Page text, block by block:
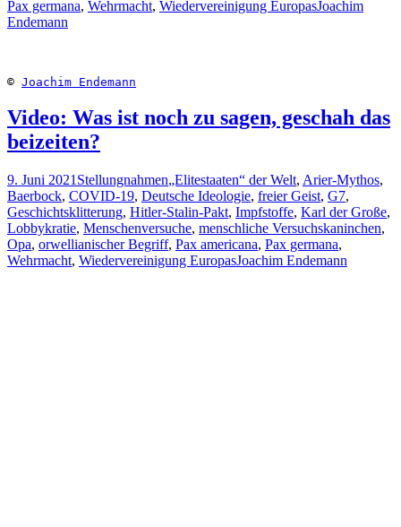
Pax germana, Wehrmacht, Wiedervereinigung EuropasJoachim
Endemann
© Joachim Endemann
Video: Was ist noch zu sagen, geschah das
beizeiten?
9. Juni 2021 Stellungnahmen„Elitestaaten“ der Welt, Arier-Mythos,
Baerbock, COVID-19, Deutsche Ideologie, freier Geist, G7,
Geschichtsklitterung, Hitler-Stalin-Pakt, Impfstoffe, Karl der Große,
Lobbykratie, Menschenversuche, menschliche Versuchskaninchen,
Opa, orwellianischer Begriff, Pax americana, Pax germana,
Wehrmacht, Wiedervereinigung EuropasJoachim Endemann